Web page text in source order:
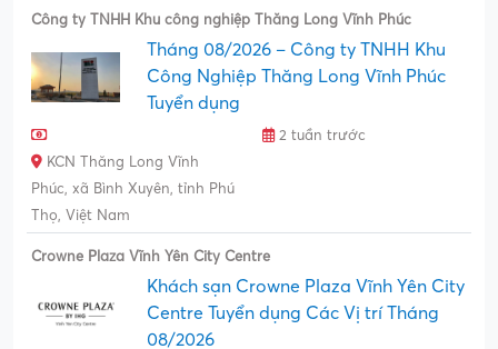
Công ty TNHH Khu công nghiệp Thăng Long Vĩnh Phúc
Tháng 08/2026 – Công ty TNHH Khu
Công Nghiệp Thăng Long Vĩnh Phúc
Tuyển dụng
2 tuần trước
KCN Thăng Long Vĩnh
Phúc, xã Bình Xuyên, tỉnh Phú
Thọ, Việt Nam
Crowne Plaza Vĩnh Yên City Centre
Khách sạn Crowne Plaza Vĩnh Yên City
Centre Tuyển dụng Các Vị trí Tháng
08/2026